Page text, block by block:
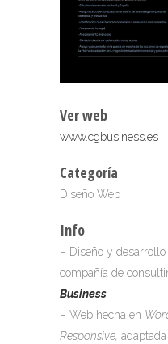
Ver web
www.cgbusiness.es
Categoría
Diseño Web
Info
– Diseño y
compañía de
Business
– Web hecha en
Responsive,